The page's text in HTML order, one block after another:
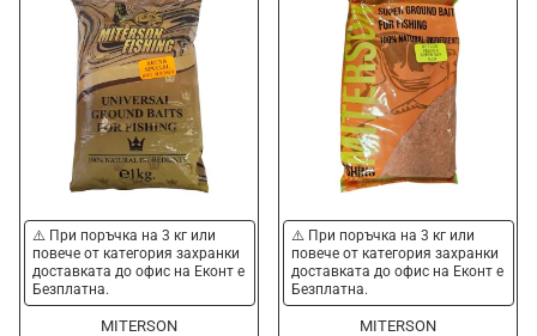
Ново
⚠️ При поръчка на 3 кг или
повече от категория захранки
доставката до офис на Еконт е
Безплатна.
MITERSON
⚠️ При поръчка на 3 кг или
повече от категория захранки
доставката до офис на Еконт е
Безплатна.
MITERSON